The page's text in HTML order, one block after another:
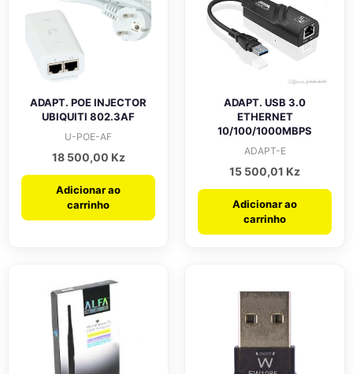
ADAPT. POE INJECTOR
UBIQUITI 802.3AF
U-POE-AF
18 500,00 Kz
Adicionar ao
carrinho
ADAPT. USB 3.0
ETHERNET
10/100/1000MBPS
ADAPT-E
15 500,01 Kz
Adicionar ao
carrinho